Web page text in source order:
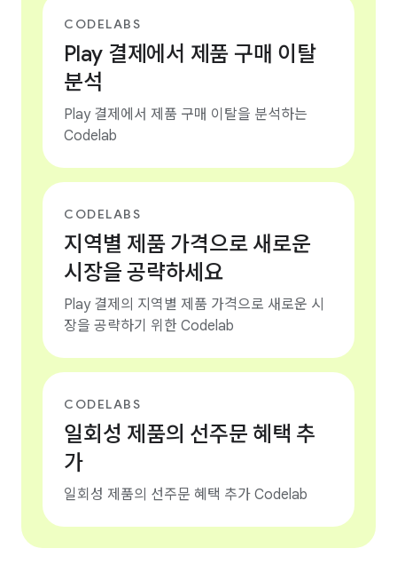
CODELABS
Play 결제에서 제품 구매 이탈
분석
Play 결제에서 제품 구매 이탈을 분석하는
Codelab
CODELABS
지역별 제품 가격으로 새로운
시장을 공략하세요
Play 결제의 지역별 제품 가격으로 새로운 시
장을 공략하기 위한 Codelab
CODELABS
일회성 제품의 선주문 혜택 추
가
일회성 제품의 선주문 혜택 추가 Codelab